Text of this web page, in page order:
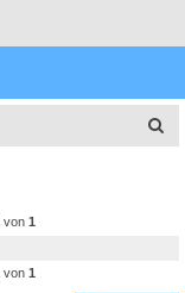
von 1
von 1